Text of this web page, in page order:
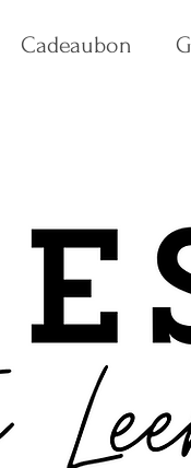
Cadeaubon